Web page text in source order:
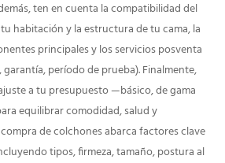
ten en cuenta la compatibilidad del
habitación y la estructura de tu cama, la
principales y los servicios posventa
período de prueba). Finalmente,
a tu presupuesto —básico, de gama
equilibrar comodidad, salud y
de colchones abarca factores clave
tipos, firmeza, tamaño, postura al